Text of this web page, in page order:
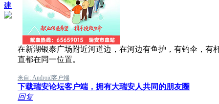
建
在新湖银泰广场附近河道边，在河边有鱼护，有钓伞，
直都在同一位置。
来自: Android客户端
下载瑞安论坛客户端，拥有大瑞安人共同的朋友圈
回复